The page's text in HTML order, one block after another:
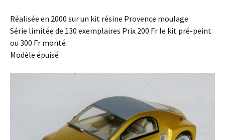
Réalisée en 2000 sur un kit résine Provence moulage
Série limitée de 130 exemplaires Prix 200 Fr le kit pré-peint
ou 300 Fr monté
Modèle épuisé